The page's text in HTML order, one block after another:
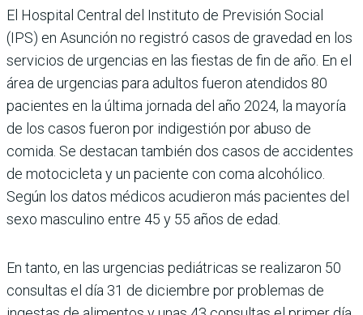
El Hospital Central del Insti­tuto de Previsión Social
(IPS) en Asunción no registró casos de gravedad en los
servicios de urgencias en las fiestas de fin de año. En el
área de urgencias para adultos fueron atendidos 80
pacientes en la última jor­nada del año 2024, la mayoría
de los casos fueron por indi­gestión por abuso de
comida. Se destacan también dos casos de accidentes
de motocicleta y un paciente con coma alcohó­lico.
Según los datos médicos acudieron más pacientes del
sexo masculino entre 45 y 55 años de edad.
En tanto, en las urgencias pediátricas se realizaron 50
consultas el día 31 de diciem­bre por problemas de